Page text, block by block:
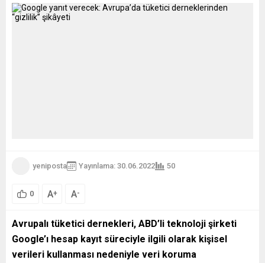
yeniposta Yayınlama: 30.06.2022 50
0 A+ A-
Avrupalı tüketici dernekleri, ABD’li teknoloji şirketi
Google’ı hesap kayıt süreciyle ilgili olarak kişisel
verileri kullanması nedeniyle veri koruma